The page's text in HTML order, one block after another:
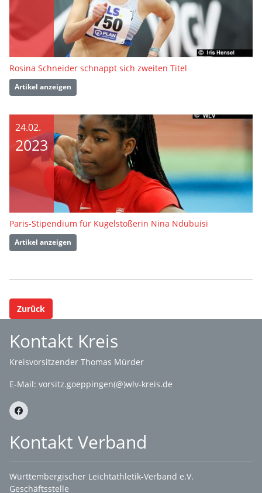
Rosina Schneider schnappt sich zweiten Titel
Artikel anzeigen
24.02.
2023
Paris-Stipendium für Kugelstoßerin Nina Ndubuisi
Artikel anzeigen
Zurück
Kontakt Kreis
Kreisvorsitzender Thomas Mürder
E-Mail: vorsitz.goeppingen(@)wlv-kreis.de
Kontakt Verband
Württembergischer Leichtathletik-Verband e.V.
Geschäftsstelle